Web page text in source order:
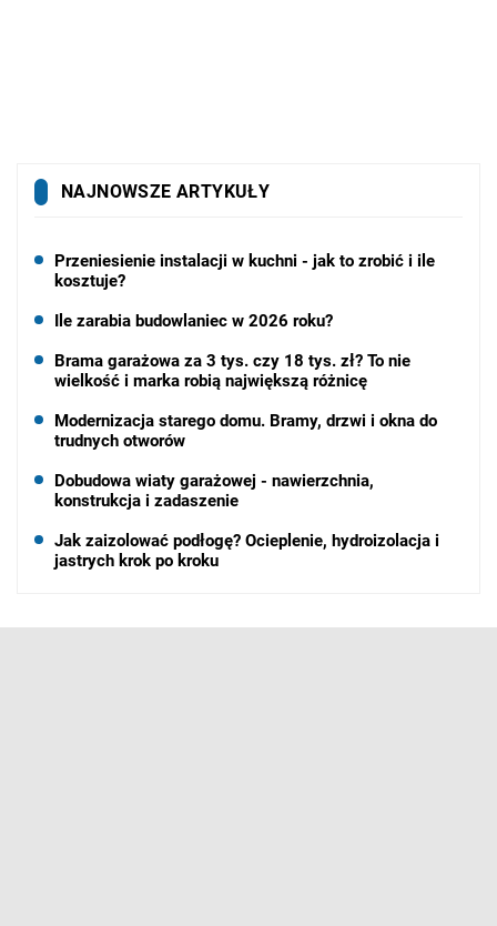
NAJNOWSZE ARTYKUŁY
Przeniesienie instalacji w kuchni - jak to zrobić i ile
kosztuje?
Ile zarabia budowlaniec w 2026 roku?
Brama garażowa za 3 tys. czy 18 tys. zł? To nie
wielkość i marka robią największą różnicę
Modernizacja starego domu. Bramy, drzwi i okna do
trudnych otworów
Dobudowa wiaty garażowej - nawierzchnia,
konstrukcja i zadaszenie
Jak zaizolować podłogę? Ocieplenie, hydroizolacja i
jastrych krok po kroku